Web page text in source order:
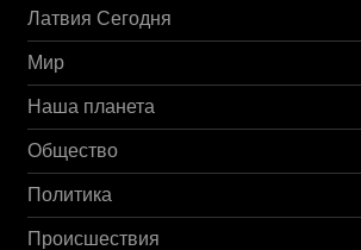
Латвия Сегодня
Мир
Наша планета
Общество
Политика
Происшествия